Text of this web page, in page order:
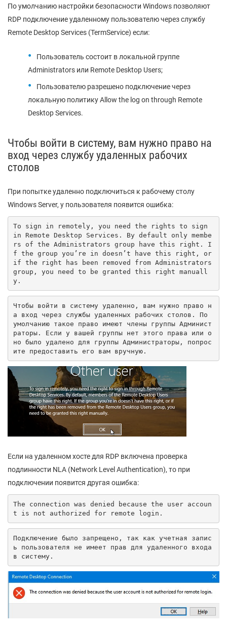
По умолчанию настройки безопасности Windows позволяют
RDP подключение удаленному пользователю через службу
Remote Desktop Services (TermService) если:
Пользователь состоит в локальной группе
Administrators или Remote Desktop Users;
Пользователю разрешено подключение через
локальную политику Allow the log on through Remote
Desktop Services.
Чтобы войти в систему, вам нужно право на
вход через службу удаленных рабочих
столов
При попытке удаленно подключиться к рабочему столу
Windows Server, у пользователя появится ошибка:
To sign in remotely, you need the rights to sign
in Remote Desktop Services. By default only membe
rs of the Administrators group have this right. I
f the group you’re in doesn’t have this right, or
if the right has been removed from Administrators
group, you need to be granted this right manuall
y.
Чтобы войти в систему удаленно, вам нужно право н
а вход через службы удаленных рабочих столов. По
умолчанию такое право имеют члены группы Админист
раторы. Если у вашей группы нет этого права или о
но было удалено для группы Администраторы, попрос
ите предоставить его вам вручную.
Если на удаленном хосте для RDP включена проверка
подлинности NLA (Network Level Authentication), то при
подключении появится другая ошибка:
The connection was denied because the user accoun
t is not authorized for remote login.
Подключение было запрещено, так как учетная запис
ь пользователя не имеет прав для удаленного входа
в систему.